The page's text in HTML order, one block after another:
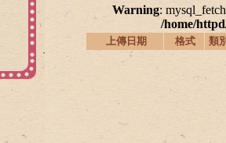
Warning:
/home/
上傳日期 格式 類